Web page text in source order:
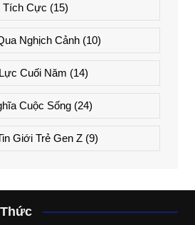
Tích Cực (15)
Nghịch Cảnh (10)
Cuối Năm (14)
Cuộc Sống(24)
Giới Trẻ Gen Z(9)